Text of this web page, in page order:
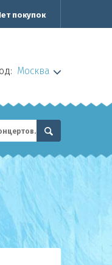
покупок
Москва